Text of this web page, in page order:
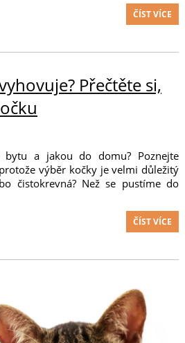
ČÍST VÍCE
Přečtěte si,
bytu a jakou do domu? Poznejte
výběr kočky je velmi důležitý
čistokrevná? Než se pustíme do
ČÍST VÍCE